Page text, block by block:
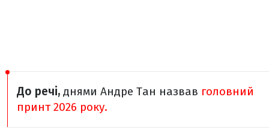
До речі, днями Андре Тан назвав головний
принт 2026 року.